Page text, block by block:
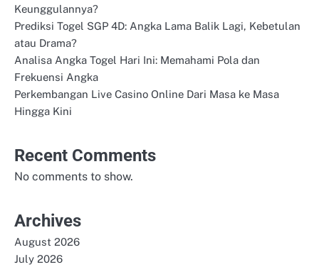
Keunggulannya?
Prediksi Togel SGP 4D: Angka Lama Balik Lagi, Kebetulan
atau Drama?
Analisa Angka Togel Hari Ini: Memahami Pola dan
Frekuensi Angka
Perkembangan Live Casino Online Dari Masa ke Masa
Hingga Kini
Recent Comments
No comments to show.
Archives
August 2026
July 2026